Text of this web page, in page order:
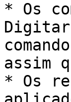
* Os
Digitar
assim
* Os